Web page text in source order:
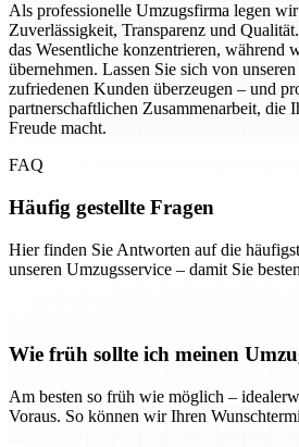
Als professionelle Umzugsfirma legen
Zuverlässigkeit, Transparenz und
das Wesentliche konzentrieren, während
übernehmen. Lassen Sie sich von
zufriedenen Kunden überzeugen – und
partnerschaftlichen Zusammenarbeit, die
Freude macht.
FAQ
Häufig gestellte Fragen
Hier finden Sie Antworten auf die
unseren Umzugsservice – damit Sie
Wie früh sollte ich meinen
Am besten so früh wie möglich –
Voraus. So können wir Ihren